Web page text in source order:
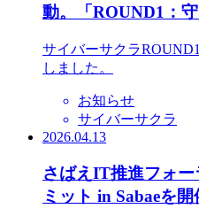
動。「ROUND1：
サイバーサクラ
しました。
お知らせ
サイバーサクラ
2026.04.13
さばえIT推進フォ
ミット in Sabaeを開